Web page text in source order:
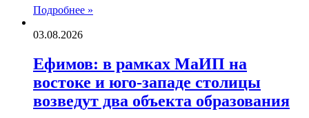
Подробнее »
03.08.2026
Ефимов: в рамках МаИП на
востоке и юго-западе столицы
возведут два объекта образования